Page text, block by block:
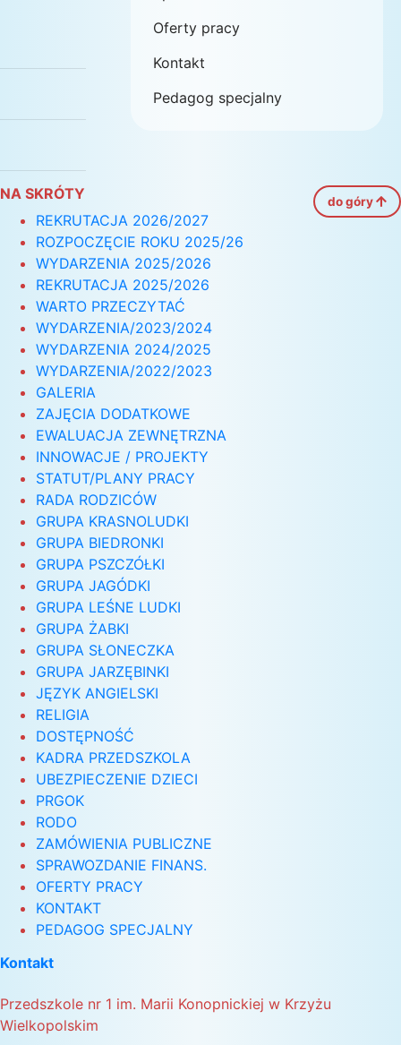
Oferty pracy
Kontakt
Pedagog specjalny
NA SKRÓTY do góry
REKRUTACJA 2026/2027
ROZPOCZĘCIE ROKU 2025/26
WYDARZENIA 2025/2026
REKRUTACJA 2025/2026
WARTO PRZECZYTAĆ
WYDARZENIA/2023/2024
WYDARZENIA 2024/2025
WYDARZENIA/2022/2023
GALERIA
ZAJĘCIA DODATKOWE
EWALUACJA ZEWNĘTRZNA
INNOWACJE / PROJEKTY
STATUT/PLANY PRACY
RADA RODZICÓW
GRUPA KRASNOLUDKI
GRUPA BIEDRONKI
GRUPA PSZCZÓŁKI
GRUPA JAGÓDKI
GRUPA LEŚNE LUDKI
GRUPA ŻABKI
GRUPA SŁONECZKA
GRUPA JARZĘBINKI
JĘZYK ANGIELSKI
RELIGIA
DOSTĘPNOŚĆ
KADRA PRZEDSZKOLA
UBEZPIECZENIE DZIECI
PRGOK
RODO
ZAMÓWIENIA PUBLICZNE
SPRAWOZDANIE FINANS.
OFERTY PRACY
KONTAKT
PEDAGOG SPECJALNY
Kontakt
Przedszkole nr 1 im. Marii Konopnickiej w Krzyżu
Wielkopolskim